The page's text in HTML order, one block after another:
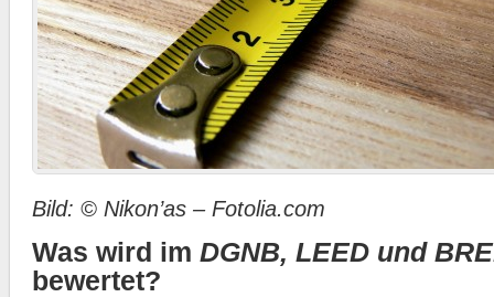
Bild: © Nikon’as – Fotolia.com
Was wird im DGNB, LEED und
bewertet?